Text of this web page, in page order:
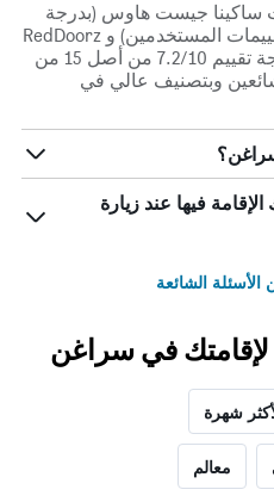
ساكينا جيست هاوس (بدرجة
تقييم 8.1/10 من أصل 50 من تقييمات المستخدمين) و RedDoorz
near Jumbo Mall Sragen (بدرجة تقييم 7.2/10 من أصل 15 من
وبتصنيف عالي في
فيها عند زيارة
الشائعة
لإقامتك في سراغن
شهرة
معالم